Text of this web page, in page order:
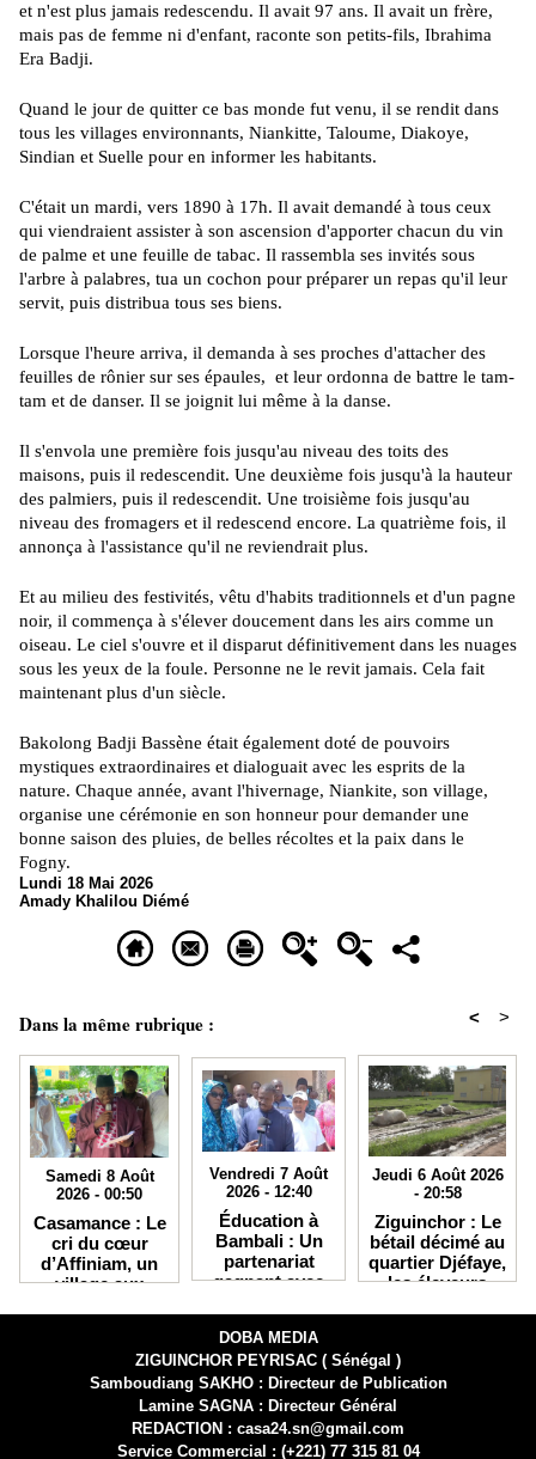
et n'est plus jamais redescendu. Il avait 97 ans. Il avait un frère,
mais pas de femme ni d'enfant, raconte son petits-fils, Ibrahima
Era Badji.
Quand le jour de quitter ce bas monde fut venu, il se rendit dans
tous les villages environnants, Niankitte, Taloume, Diakoye,
Sindian et Suelle pour en informer les habitants.
C'était un mardi, vers 1890 à 17h. Il avait demandé à tous ceux
qui viendraient assister à son ascension d'apporter chacun du vin
de palme et une feuille de tabac. Il rassembla ses invités sous
l'arbre à palabres, tua un cochon pour préparer un repas qu'il leur
servit, puis distribua tous ses biens.
Lorsque l'heure arriva, il demanda à ses proches d'attacher des
feuilles de rônier sur ses épaules, et leur ordonna de battre le tam-
tam et de danser. Il se joignit lui même à la danse.
Il s'envola une première fois jusqu'au niveau des toits des
maisons, puis il redescendit. Une deuxième fois jusqu'à la hauteur
des palmiers, puis il redescendit. Une troisième fois jusqu'au
niveau des fromagers et il redescend encore. La quatrième fois, il
annonça à l'assistance qu'il ne reviendrait plus.
Et au milieu des festivités, vêtu d'habits traditionnels et d'un pagne
noir, il commença à s'élever doucement dans les airs comme un
oiseau. Le ciel s'ouvre et il disparut définitivement dans les nuages
sous les yeux de la foule. Personne ne le revit jamais. Cela fait
maintenant plus d'un siècle.
Bakolong Badji Bassène était également doté de pouvoirs
mystiques extraordinaires et dialoguait avec les esprits de la
nature. Chaque année, avant l'hivernage, Niankite, son village,
organise une cérémonie en son honneur pour demander une
bonne saison des pluies, de belles récoltes et la paix dans le
Fogny.
Lundi 18 Mai 2026
Amady Khalilou Diémé
Dans la même rubrique : < >
Samedi 8 Août
2026 - 00:50
Casamance : Le
cri du cœur
d’Affiniam, un
village aux
l'enclavement et
le barrage
Vendredi 7 Août
2026 - 12:40
Éducation à
Bambali : Un
partenariat
gagnant avec
bourses
d'études en
Chine
Jeudi 6 Août 2026
- 20:58
Ziguinchor : Le
bétail décimé au
quartier Djéfaye,
les éleveurs
DOBA MEDIA
ZIGUINCHOR PEYRISAC ( Sénégal )
Samboudiang SAKHO : Directeur de Publication
Lamine SAGNA : Directeur Général
REDACTION : casa24.sn@gmail.com
Service Commercial : (+221) 77 315 81 04